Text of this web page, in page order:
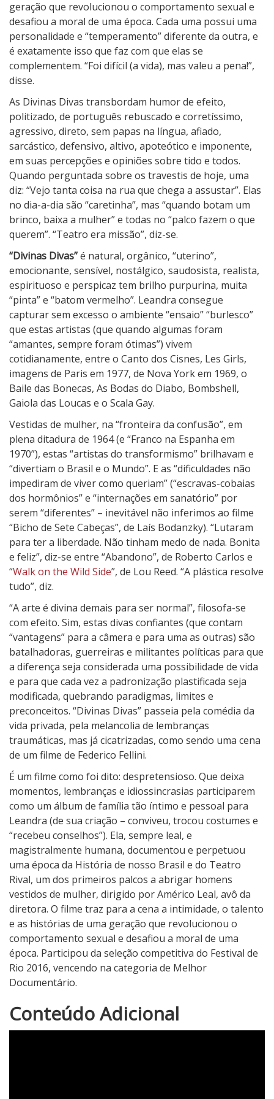
geração que revolucionou o comportamento sexual e
desafiou a moral de uma época. Cada uma possui uma
personalidade e “temperamento” diferente da outra, e
é exatamente isso que faz com que elas se
complementem. “Foi difícil (a vida), mas valeu a pena!”,
disse.
As Divinas Divas transbordam humor de efeito,
politizado, de português rebuscado e corretíssimo,
agressivo, direto, sem papas na língua, afiado,
sarcástico, defensivo, altivo, apoteótico e imponente,
em suas percepções e opiniões sobre tido e todos.
Quando perguntada sobre os travestis de hoje, uma
diz: “Vejo tanta coisa na rua que chega a assustar”. Elas
no dia-a-dia são “caretinha”, mas “quando botam um
brinco, baixa a mulher” e todas no “palco fazem o que
querem”. “Teatro era missão”, diz-se.
“Divinas Divas”é natural, orgânico, “uterino”,
emocionante, sensível, nostálgico, saudosista, realista,
espirituoso e perspicaz tem brilho purpurina, muita
“pinta” e “batom vermelho”. Leandra consegue
capturar sem excesso o ambiente “ensaio” “burlesco”
que estas artistas (que quando algumas foram
“amantes, sempre foram ótimas”) vivem
cotidianamente, entre o Canto dos Cisnes, Les Girls,
imagens de Paris em 1977, de Nova York em 1969, o
Baile das Bonecas, As Bodas do Diabo, Bombshell,
Gaiola das Loucas e o Scala Gay.
Vestidas de mulher, na “fronteira da confusão”, em
plena ditadura de 1964 (e “Franco na Espanha em
1970”), estas “artistas do transformismo” brilhavam e
“divertiam o Brasil e o Mundo”. E as “dificuldades não
impediram de viver como queriam” (“escravas-cobaias
dos hormônios” e “internações em sanatório” por
serem “diferentes” – inevitável não inferimos ao filme
“Bicho de Sete Cabeças”, de Laís Bodanzky). “Lutaram
para ter a liberdade. Não tinham medo de nada. Bonita
e feliz”, diz-se entre “Abandono”, de Roberto Carlos e
“Walk on the Wild Side”, de Lou Reed. “A plástica resolve
tudo”, diz.
“A arte é divina demais para ser normal”, filosofa-se
com efeito. Sim, estas divas confiantes (que contam
“vantagens” para a câmera e para uma as outras) são
batalhadoras, guerreiras e militantes políticas para que
a diferença seja considerada uma possibilidade de vida
e para que cada vez a padronização plastificada seja
modificada, quebrando paradigmas, limites e
preconceitos. “Divinas Divas” passeia pela comédia da
vida privada, pela melancolia de lembranças
traumáticas, mas já cicatrizadas, como sendo uma cena
de um filme de Federico Fellini.
É um filme como foi dito: despretensioso. Que deixa
momentos, lembranças e idiossincrasias participarem
como um álbum de família tão íntimo e pessoal para
Leandra (de sua criação – conviveu, trocou costumes e
“recebeu conselhos”). Ela, sempre leal, e
magistralmente humana, documentou e perpetuou
uma época da História de nosso Brasil e do Teatro
Rival, um dos primeiros palcos a abrigar homens
vestidos de mulher, dirigido por Américo Leal, avô da
diretora. O filme traz para a cena a intimidade, o talento
e as histórias de uma geração que revolucionou o
comportamento sexual e desafiou a moral de uma
época. Participou da seleção competitiva do Festival de
Rio 2016, vencendo na categoria de Melhor
Documentário.
N
o
Conteúdo Adicional